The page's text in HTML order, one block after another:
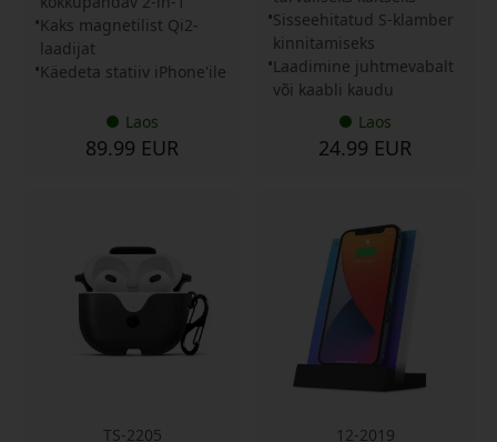
Kaks magnetilist Qi2-
laadijat
Käedeta statiiv iPhone'ile
Laos
89.99 EUR
Sisseehitatud S-klamber
kinnitamiseks
Laadimine juhtmevabalt
või kaabli kaudu
Laos
24.99 EUR
TS-2205
12-2019